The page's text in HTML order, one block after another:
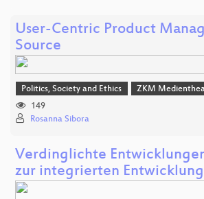
User-Centric Product
Source
Politics, Society and Ethics ZKM
149
Rosanna Sibora
Verdinglichte
zur integrierten